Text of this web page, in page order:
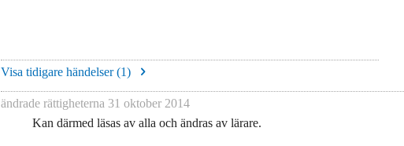
Visa tidigare händelser (1)
ändrade rättigheterna 31 oktober 2014
Kan därmed läsas av alla och ändras av lärare.